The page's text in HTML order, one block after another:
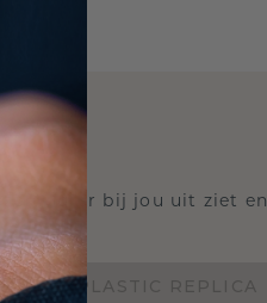
ring er bij jou uit ziet
€15,-
3D PLASTIC REPLICA